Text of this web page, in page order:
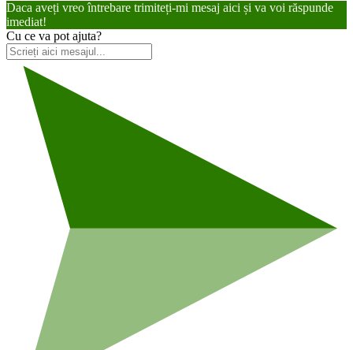
Daca aveți vreo întrebare trimiteți-mi mesaj aici și va voi răspunde
imediat!
Cu ce va pot ajuta?